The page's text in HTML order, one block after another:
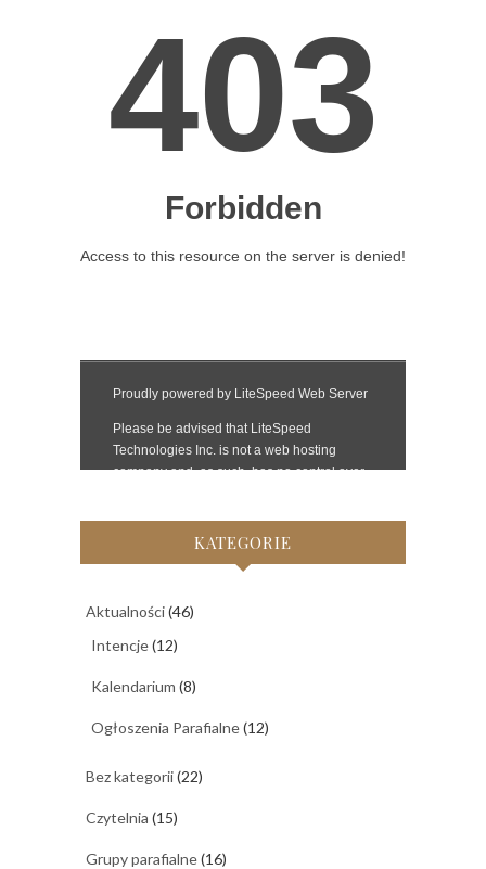
KATEGORIE
Aktualności(46)
Intencje(12)
Kalendarium (8)
Ogłoszenia Parafialne(12)
Bez kategorii(22)
Czytelnia (15)
Grupy parafialne(16)